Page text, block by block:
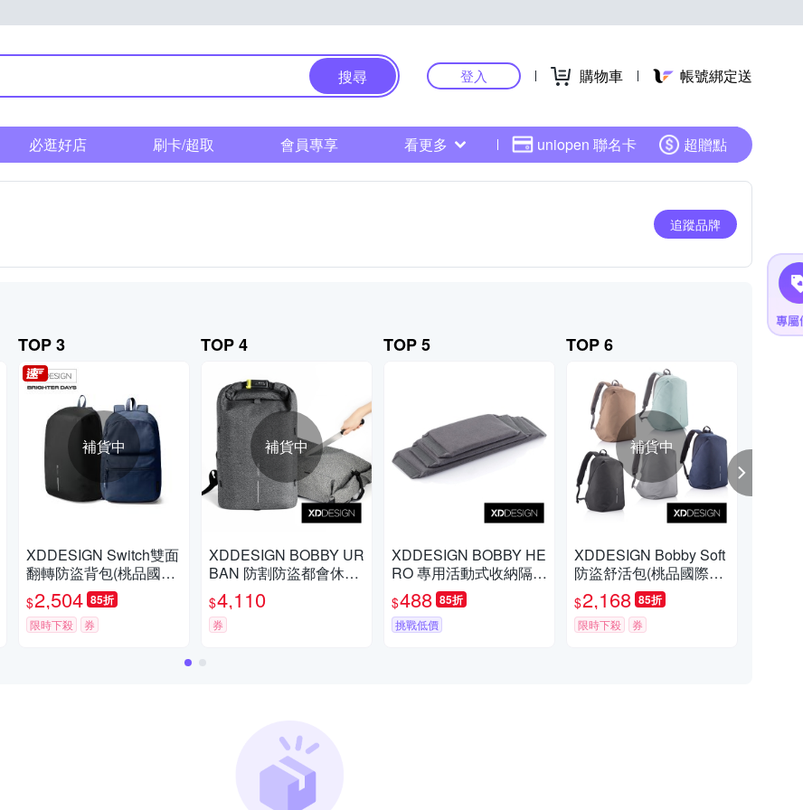
搜尋 登入 購物車 帳號綁定送
必逛好店 刷卡/超取 會員專享 看更多 uniopen 聯名卡 超贈點
追蹤品牌
TOP 3
補貨中
XDDESIGN Switch雙面
翻轉防盜背包(桃品國際
公司貨)
$2,504 85折
限時下殺 券
TOP 4
補貨中
XDDESIGN BOBBY UR
BAN 防割防盜都會休閒
包(桃品國際公司貨)
$4,110
券
TOP 5
XDDESIGN BOBBY HE
RO 專用活動式收納隔板
(桃品國際公司貨)
$488 85折
挑戰低價
TOP 6
補貨中
XDDESIGN Bobby Soft
防盜舒活包(桃品國際公
司貨)
$2,168 85折
限時下殺 券